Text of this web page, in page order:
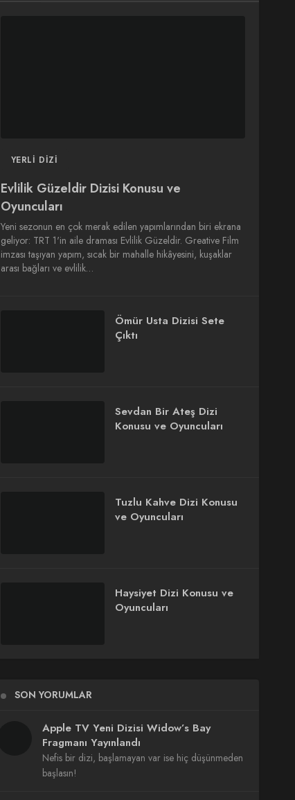
YERLI DIZI
Evlilik Güzeldir Dizisi Konusu ve
Oyuncuları
Yeni sezonun en çok merak edilen yapımlarından biri ekrana
geliyor: TRT 1'in aile draması Evlilik Güzeldir. Greative Film
imzası taşıyan yapım, sıcak bir mahalle hikâyesini, kuşaklar
arası bağları ve evlilik…
Ömür Usta Dizisi Sete
Çıktı
Sevdan Bir Ateş Dizi
Konusu ve Oyuncuları
Tuzlu Kahve Dizi Konusu
ve Oyuncuları
Haysiyet Dizi Konusu ve
Oyuncuları
SON YORUMLAR
Apple TV Yeni Dizisi Widow’s Bay
Fragmanı Yayınlandı
Nefis bir dizi, başlamayan var ise hiç düşünmeden
başlasın!